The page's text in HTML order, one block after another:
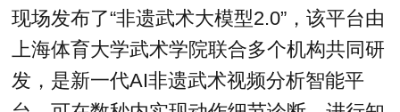
现场发布了“非遗武术大模型2.0”，该平台由
上海体育大学武术学院联合多个机构共同研
发，是新一代AI非遗武术视频分析智能平